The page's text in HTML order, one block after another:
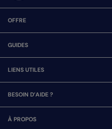
OFFRE
GUIDES
LIENS UTILES
BESOIN D’AIDE ?
À PROPOS